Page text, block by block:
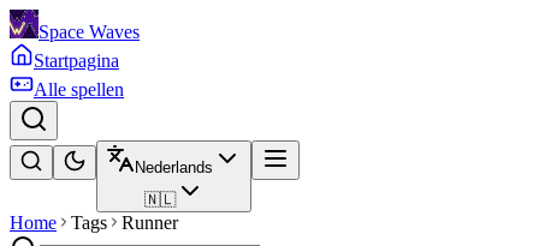
Space Waves
Startpagina
Alle spellen
Nederlands
🇳🇱
Home Tags Runner